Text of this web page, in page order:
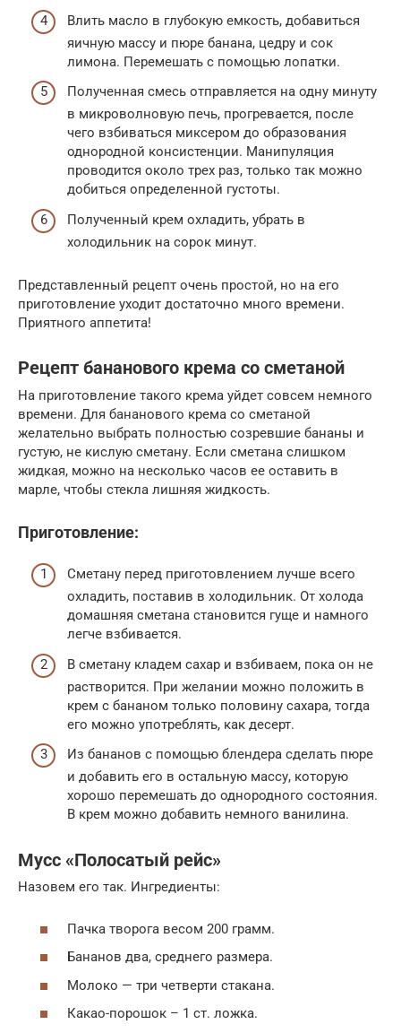
Влить масло в глубокую емкость, добавиться
яичную массу и пюре банана, цедру и сок
лимона. Перемешать с помощью лопатки.
Полученная смесь отправляется на одну минуту
в микроволновую печь, прогревается, после
чего взбиваться миксером до образования
однородной консистенции. Манипуляция
проводится около трех раз, только так можно
добиться определенной густоты.
Полученный крем охладить, убрать в
холодильник на сорок минут.
Представленный рецепт очень простой, но на его
приготовление уходит достаточно много времени.
Приятного аппетита!
Рецепт бананового крема со сметаной
На приготовление такого крема уйдет совсем немного
времени. Для бананового крема со сметаной
желательно выбрать полностью созревшие бананы и
густую, не кислую сметану. Если сметана слишком
жидкая, можно на несколько часов ее оставить в
марле, чтобы стекла лишняя жидкость.
Приготовление:
Сметану перед приготовлением лучше всего
охладить, поставив в холодильник. От холода
домашняя сметана становится гуще и намного
легче взбивается.
В сметану кладем сахар и взбиваем, пока он не
растворится. При желании можно положить в
крем с бананом только половину сахара, тогда
его можно употреблять, как десерт.
Из бананов с помощью блендера сделать пюре
и добавить его в остальную массу, которую
хорошо перемешать до однородного состояния.
В крем можно добавить немного ванилина.
Мусс «Полосатый рейс»
Назовем его так. Ингредиенты:
Пачка творога весом 200 грамм.
Бананов два, среднего размера.
Молоко — три четверти стакана.
Какао-порошок – 1 ст. ложка.